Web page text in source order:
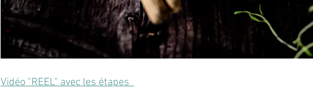
Vidéo "REEL" avec les étapes